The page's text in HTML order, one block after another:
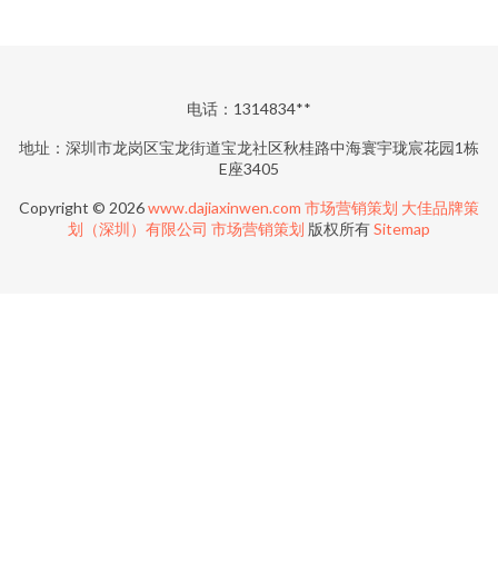
电话：1314834**
地址：深圳市龙岗区宝龙街道宝龙社区秋桂路中海寰宇珑宸花园1栋
E座3405
Copyright © 2026www.dajiaxinwen.com 市场营销策划 大佳品牌策
划（深圳）有限公司 市场营销策划 版权所有Sitemap